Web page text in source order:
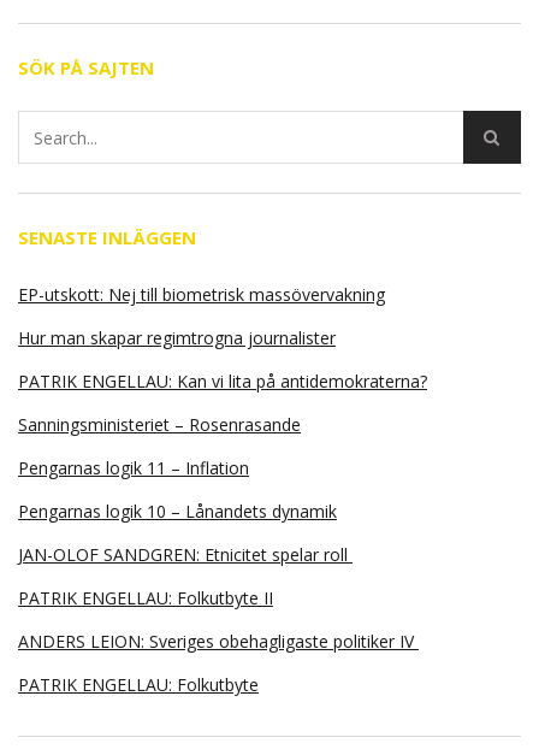
SÖK PÅ SAJTEN
SENASTE INLÄGGEN
EP-utskott: Nej till biometrisk massövervakning
Hur man skapar regimtrogna journalister
PATRIK ENGELLAU: Kan vi lita på antidemokraterna?
Sanningsministeriet – Rosenrasande
Pengarnas logik 11 – Inflation
Pengarnas logik 10 – Lånandets dynamik
JAN-OLOF SANDGREN: Etnicitet spelar roll
PATRIK ENGELLAU: Folkutbyte II
ANDERS LEION: Sveriges obehagligaste politiker IV
PATRIK ENGELLAU: Folkutbyte